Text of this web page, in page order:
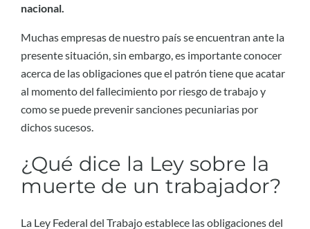
nacional.
Muchas empresas de nuestro país se encuentran ante la
presente situación, sin embargo, es importante conocer
acerca de las obligaciones que el patrón tiene que acatar
al momento del fallecimiento por riesgo de trabajo y
como se puede prevenir sanciones pecuniarias por
dichos sucesos.
¿Qué dice la Ley sobre la
muerte de un trabajador?
La Ley Federal del Trabajo establece las obligaciones del